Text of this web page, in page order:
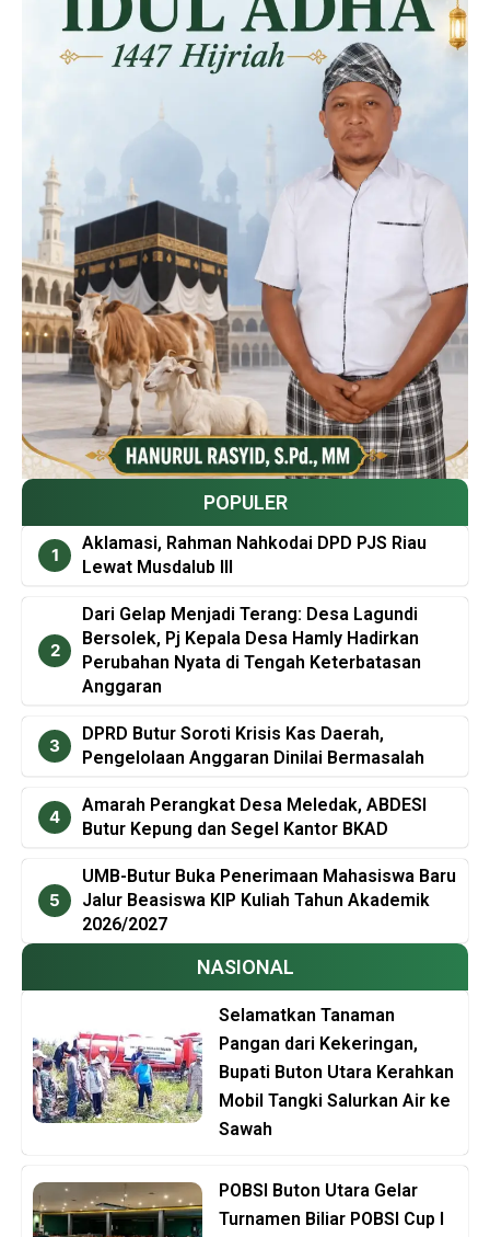
POPULER
Aklamasi, Rahman Nahkodai DPD PJS Riau
Lewat Musdalub III
Dari Gelap Menjadi Terang: Desa Lagundi
Bersolek, Pj Kepala Desa Hamly Hadirkan
Perubahan Nyata di Tengah Keterbatasan
Anggaran
DPRD Butur Soroti Krisis Kas Daerah,
Pengelolaan Anggaran Dinilai Bermasalah
Amarah Perangkat Desa Meledak, ABDESI
Butur Kepung dan Segel Kantor BKAD
UMB-Butur Buka Penerimaan Mahasiswa Baru
Jalur Beasiswa KIP Kuliah Tahun Akademik
2026/2027
NASIONAL
Selamatkan Tanaman
Pangan dari Kekeringan,
Bupati Buton Utara Kerahkan
Mobil Tangki Salurkan Air ke
Sawah
POBSI Buton Utara Gelar
Turnamen Biliar POBSI Cup I